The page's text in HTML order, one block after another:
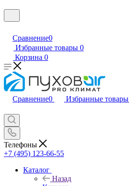
Сравнение0
Избранные товары 0
Корзина 0
Сравнение0 Избранные товары
Телефоны
+7 (495) 123-66-55
Каталог
Назад